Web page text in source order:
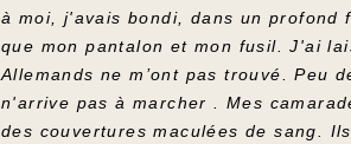
à moi, j'avais bondi, dans un profond
que mon pantalon et mon fusil. J'ai
Allemands ne m’ont pas trouvé. Peu
n'arrive pas à marcher . Mes
des couvertures maculées de sang.